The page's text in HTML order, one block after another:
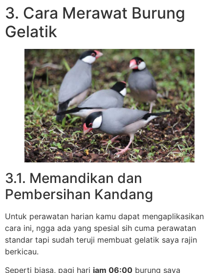
3. Cara Merawat Burung
Gelatik
3.1. Memandikan dan
Pembersihan Kandang
Untuk perawatan harian kamu dapat mengaplikasikan
cara ini, ngga ada yang spesial sih cuma perawatan
standar tapi sudah teruji membuat gelatik saya rajin
berkicau.
Seperti biasa, pagi hari jam 06:00 burung saya